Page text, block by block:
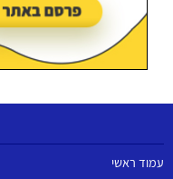
עמוד ראשי